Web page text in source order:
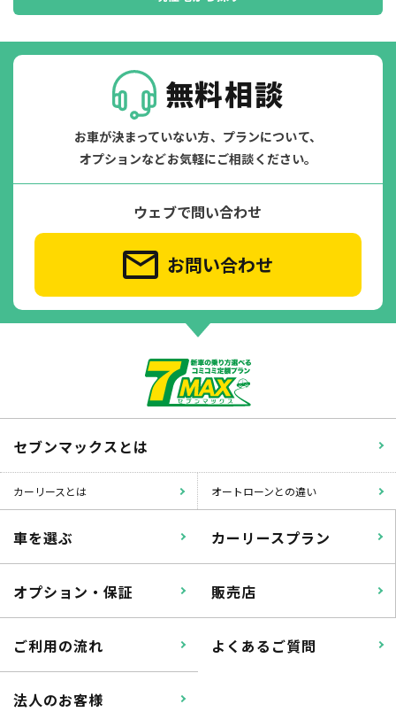
無料相談
お車が決まっていない方、プランについて、
オプションなどお気軽にご相談ください。
ウェブで問い合わせ
お問い合わせ
セブンマックスとは
カーリースとは オートローンとの違い
車を選ぶ カーリースプラン
オプション・保証 販売店
ご利用の流れ よくあるご質問
法人のお客様